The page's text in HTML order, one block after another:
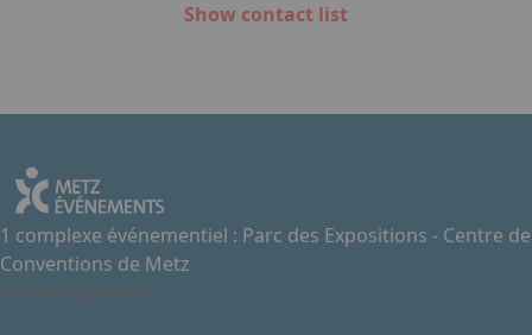
Show contact list
1 complexe événementiel : Parc des Expositions - Centre de
Conventions de Metz